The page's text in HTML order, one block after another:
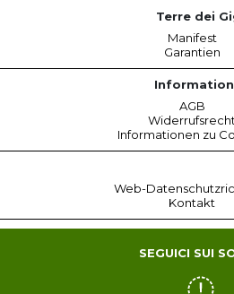
Terre dei
Manifest
Garantien
AGB
Widerrufsrecht
Informationen zu
Web-
Kontakt
SEGUICI SUI